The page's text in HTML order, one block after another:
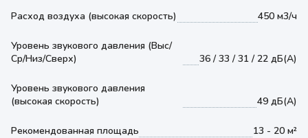
Расход воздуха (высокая скорость) 450 м3/ч
Уровень звукового давления (Выс/
Ср/Низ/Сверх)
36 / 33 / 31 / 22 дБ(А)
Уровень звукового давления
(высокая скорость)
49 дБ(А)
Рекомендованная площадь 13 - 20 м²